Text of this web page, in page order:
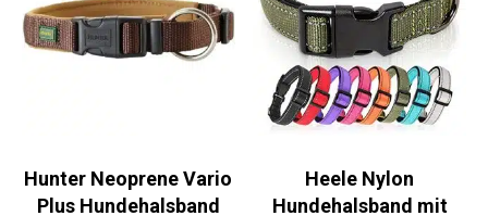
Hunter Neoprene Vario
Plus Hundehalsband
Heele Nylon
Hundehalsband mit